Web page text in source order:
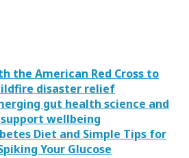
the American Red Cross to
disaster relief
gut health science and
wellbeing
Diet and Simple Tips for
Your Glucose